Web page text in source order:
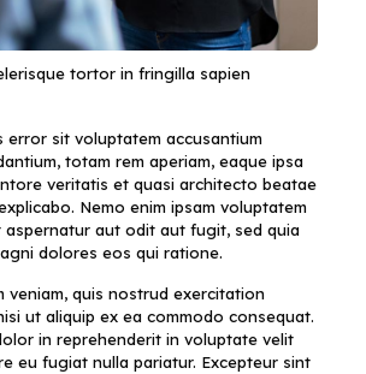
tortor in fringilla sapien
error sit voluptatem accusantium
totam rem aperiam, eaque ipsa
veritatis et quasi architecto beatae
Nemo enim ipsam voluptatem
aspernatur aut odit aut fugit, sed quia
dolores eos qui ratione.
veniam, quis nostrud exercitation
ut aliquip ex ea commodo consequat.
in reprehenderit in voluptate velit
eu fugiat nulla pariatur. Excepteur sint